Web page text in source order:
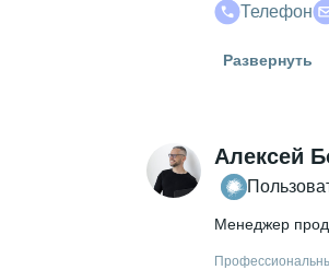
Телефон
Высшее
Ещё 1 в
Развернуть
Алексей
Менеджер